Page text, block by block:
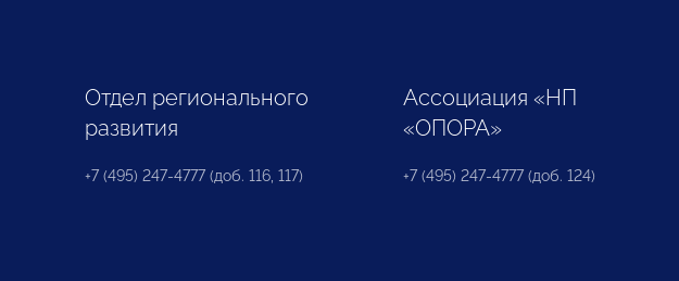
Отдел регионального
развития
+7 (495) 247-4777 (доб. 116, 117)
Ассоциация «НП
«ОПОРА»
+7 (495) 247-4777 (доб. 124)